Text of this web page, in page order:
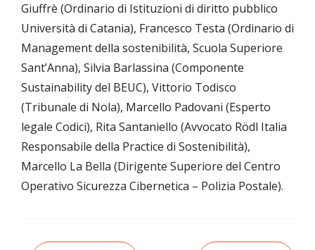
Giuffrè (Ordinario di Istituzioni di diritto pubblico
Università di Catania), Francesco Testa (Ordinario di
Management della sostenibilità, Scuola Superiore
Sant’Anna), Silvia Barlassina (Componente
Sustainability del BEUC), Vittorio Todisco
(Tribunale di Nola), Marcello Padovani (Esperto
legale Codici), Rita Santaniello (Avvocato Rödl Italia
Responsabile della Practice di Sostenibilità),
Marcello La Bella (Dirigente Superiore del Centro
Operativo Sicurezza Cibernetica – Polizia Postale).